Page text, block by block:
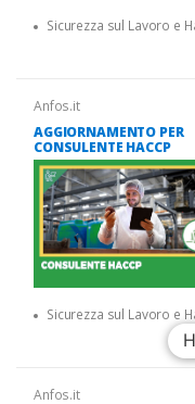
Sicurezza sul Lavoro e
Anfos.it
AGGIORNAMENTO PER
CONSULENTE HACCP
Sicurezza sul Lavoro e
Anfos.it